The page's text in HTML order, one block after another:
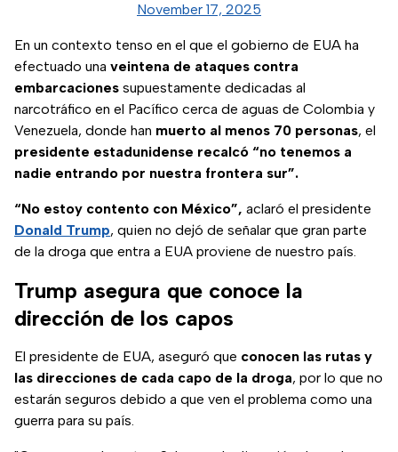
November 17, 2025
En un contexto tenso en el que el gobierno de EUA ha
efectuado una veintena de ataques contra
embarcaciones supuestamente dedicadas al
narcotráfico en el Pacífico cerca de aguas de Colombia y
Venezuela, donde han muerto al menos 70 personas, el
presidente estadunidense recalcó “no tenemos a
nadie entrando por nuestra frontera sur”.
“No estoy contento con México”, aclaró el presidente
Donald Trump, quien no dejó de señalar que gran parte
de la droga que entra a EUA proviene de nuestro país.
Trump asegura que conoce la
dirección de los capos
El presidente de EUA, aseguró que conocen las rutas y
las direcciones de cada capo de la droga, por lo que no
estarán seguros debido a que ven el problema como una
guerra para su país.